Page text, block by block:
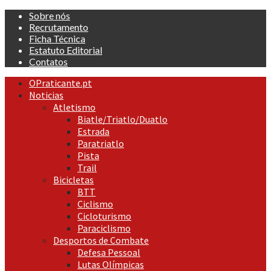
Skip
content
Sobre nós
Recrutamento
Ficha Técnica
Estatuto Editorial
Contatos
Primary
Menu
OPraticante.pt
Noticias
Atletismo
Biatle/Triatlo/Duatlo
Estrada
Paratriatlo
Pista
Trail
Bicicletas
BTT
Ciclismo
Cicloturismo
Paraciclismo
Desportos de Combate
Defesa Pessoal
Lutas Olímpicas